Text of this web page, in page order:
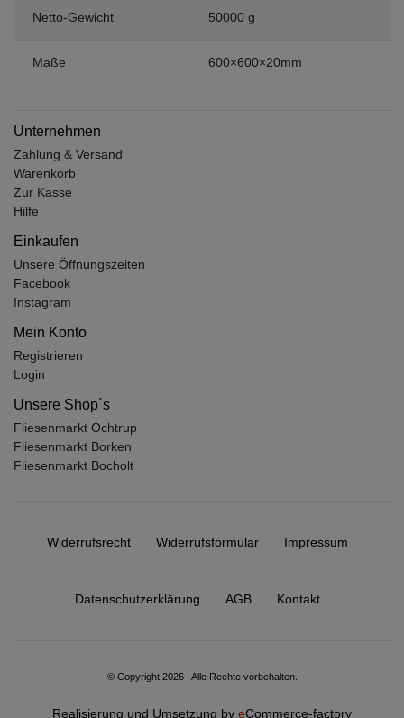
Netto-Gewicht 50000 g
Maße 600×600×20mm
Unternehmen
Zahlung & Versand
Warenkorb
Zur Kasse
Hilfe
Einkaufen
Unsere Öffnungszeiten
Facebook
Instagram
Mein Konto
Registrieren
Login
Unsere Shop´s
Fliesenmarkt Ochtrup
Fliesenmarkt Borken
Fliesenmarkt Bocholt
Widerrufs­recht Widerrufs­formular Impressum
Daten­schutz­erklärung AGB Kontakt
© Copyright 2026 | Alle Rechte vorbehalten.
Realisierung und Umsetzung by eCommerce-factory